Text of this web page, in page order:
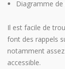
Diagramme de
Il est facile de
font des rappels
notamment
accessible.